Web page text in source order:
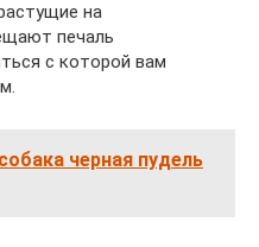
на
печаль
с которой вам
черная пудель